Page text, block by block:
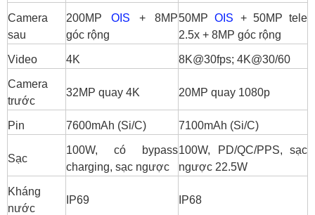
Camera
sau
200MP OIS + 8MP
góc rộng
50MPOIS + 50MP tele
2.5x + 8MP góc rộng
Video 4K 8K@30fps; 4K@30/60
Camera
trước
32MP quay 4K 20MP quay 1080p
Pin 7600mAh (Si/C) 7100mAh (Si/C)
Sạc
100W, có bypass
charging, sạc ngược
100W, PD/QC/PPS, sạc
ngược 22.5W
Kháng
nước
IP69 IP68